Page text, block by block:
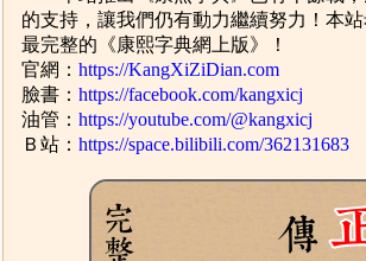
的支持，讓我們仍有動力繼續努力！本
最完整的《康熙字典網上版》！
官網：https://KangXiZiDian.com
臉書：https://facebook.com/kangxicj
油管：https://youtube.com/@kangxicj
Ｂ站：https://space.bilibili.com/362131683